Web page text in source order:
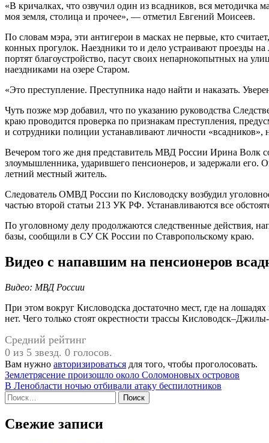
«В кричалках, что озвучил один из всадников, вся методичка
моя земля, столица и прочее», — отметил Евгений Моисеев.
По словам мэра, эти антигерои в масках не первые, кто
конных прогулок. Наездники то и дело устраивают проезды
портят благоустройство, пасут своих непарнокопытных на
наездниками на озере Старом.
«Это преступление. Преступника надо найти и наказать.
Чуть позже мэр добавил, что по указанию руководства
краю проводится проверка по признакам преступления,
и сотрудники полиции устанавливают личности «всадников»,
Вечером того же дня представитель МВД России Ирина Волк
злоумышленника, ударившего пенсионеров, и задержали его.
летний местный житель.
Следователь ОМВД России по Кисловодску возбудил
частью второй статьи 213 УК РФ. Устанавливаются все
По уголовному делу продолжаются следственные действия,
базы, сообщили в СУ СК России по Ставропольскому краю.
Видео с напавшим на пенсионеров
Видео: МВД России
При этом вокруг Кисловодска достаточно мест, где на
нет. Чего только стоят окрестности трассы
Средний рейтинг
0 из 5 звезд. 0 голосов.
Вам нужно авторизироваться для того, чтобы проголосовать.
Навигация
по
записям
Землетрясение произошло около Соломоновых островов
В Ленобласти ночью отбивали атаку беспилотников
Найти:
Свежие записи